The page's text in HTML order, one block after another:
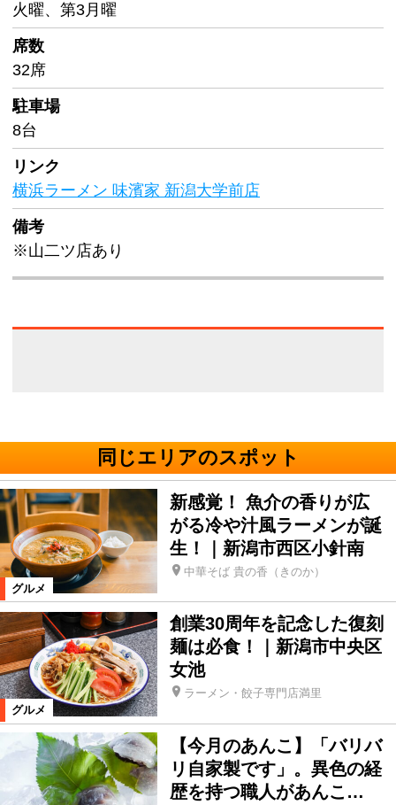
火曜、第3月曜
席数
32席
駐車場
8台
リンク
横浜ラーメン 味濱家 新潟大学前店
備考
※山二ツ店あり
同じエリアのスポット
グルメ
新感覚！ 魚介の香りが広
がる冷や汁風ラーメンが誕
生！｜新潟市西区小針南
中華そば 貴の香（きのか）
グルメ
創業30周年を記念した復刻
麺は必食！｜新潟市中央区
女池
ラーメン・餃子専門店満里
【今月のあんこ】「バリバ
リ自家製です」。異色の経
歴を持つ職人があんこ…